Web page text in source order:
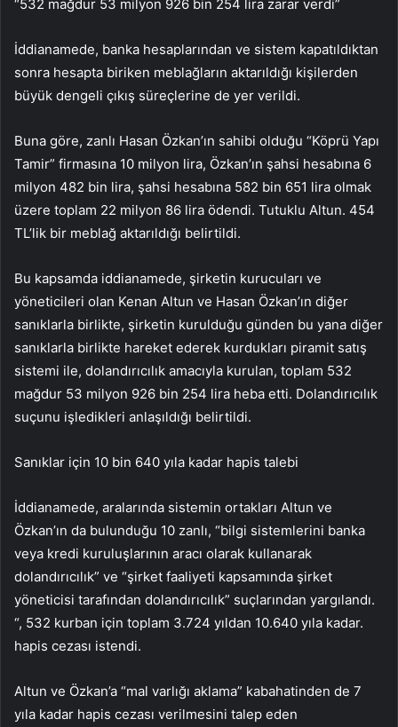
“532 mağdur 53 milyon 926 bin 254 lira zarar verdi”
İddianamede, banka hesaplarından ve sistem kapatıldıktan
sonra hesapta biriken meblağların aktarıldığı kişilerden
büyük dengeli çıkış süreçlerine de yer verildi.
Buna göre, zanlı Hasan Özkan’ın sahibi olduğu “Köprü Yapı
Tamir” firmasına 10 milyon lira, Özkan’ın şahsi hesabına 6
milyon 482 bin lira, şahsi hesabına 582 bin 651 lira olmak
üzere toplam 22 milyon 86 lira ödendi. Tutuklu Altun. 454
TL’lik bir meblağ aktarıldığı belirtildi.
Bu kapsamda iddianamede, şirketin kurucuları ve
yöneticileri olan Kenan Altun ve Hasan Özkan’ın diğer
sanıklarla birlikte, şirketin kurulduğu günden bu yana diğer
sanıklarla birlikte hareket ederek kurdukları piramit satış
sistemi ile, dolandırıcılık amacıyla kurulan, toplam 532
mağdur 53 milyon 926 bin 254 lira heba etti. Dolandırıcılık
suçunu işledikleri anlaşıldığı belirtildi.
Sanıklar için 10 bin 640 yıla kadar hapis talebi
İddianamede, aralarında sistemin ortakları Altun ve
Özkan’ın da bulunduğu 10 zanlı, “bilgi sistemlerini banka
veya kredi kuruluşlarının aracı olarak kullanarak
dolandırıcılık” ve “şirket faaliyeti kapsamında şirket
yöneticisi tarafından dolandırıcılık” suçlarından yargılandı.
“, 532 kurban için toplam 3.724 yıldan 10.640 yıla kadar.
hapis cezası istendi.
Altun ve Özkan’a “mal varlığı aklama” kabahatinden de 7
yıla kadar hapis cezası verilmesini talep eden